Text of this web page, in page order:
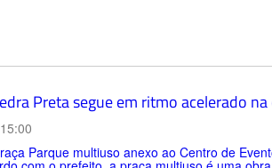
Preta segue em ritmo acelerado
Parque multiuso anexo ao Centro de